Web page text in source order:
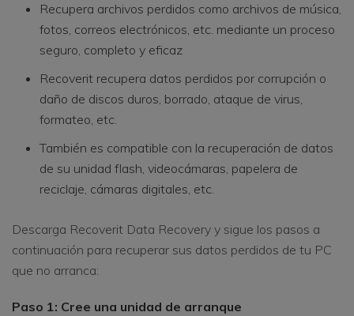
Recupera archivos perdidos como archivos de música,
fotos, correos electrónicos, etc. mediante un proceso
seguro, completo y eficaz
Recoverit recupera datos perdidos por corrupción o
daño de discos duros, borrado, ataque de virus,
formateo, etc.
También es compatible con la recuperación de datos
de su unidad flash, videocámaras, papelera de
reciclaje, cámaras digitales, etc.
Descarga Recoverit Data Recovery y sigue los pasos a
continuación para recuperar sus datos perdidos de tu PC
que no arranca:
Paso 1: Cree una unidad de arranque